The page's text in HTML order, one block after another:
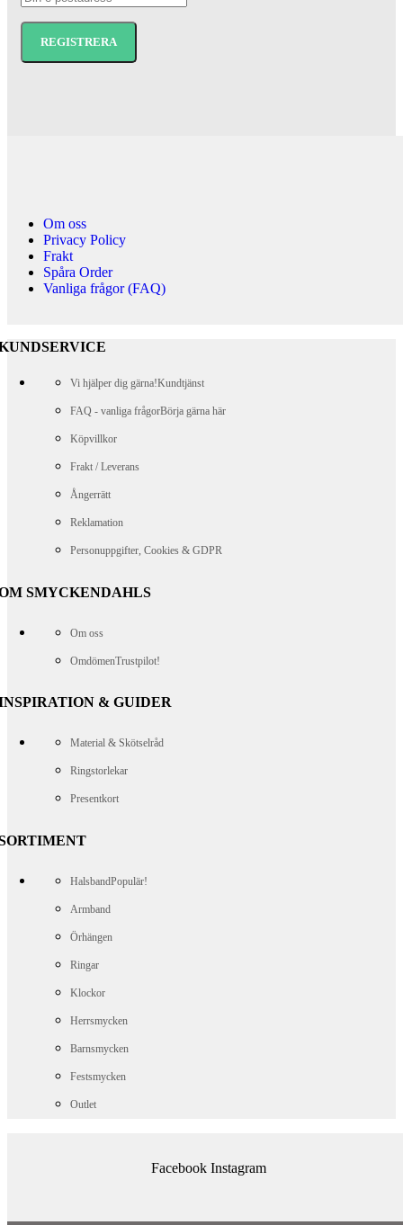
Om oss
Privacy Policy
Frakt
Spåra Order
Vanliga frågor (FAQ)
Vi hjälper dig gärna!Kundtjänst
FAQ - vanliga frågorBörja gärna här
Köpvillkor
Frakt / Leverans
Ångerrätt
Reklamation
Personuppgifter, Cookies & GDPR
SMYCKENDAHLS
Om oss
OmdömenTrustpilot!
& GUIDER
Material & Skötselråd
Ringstorlekar
Presentkort
HalsbandPopulär!
Armband
Örhängen
Ringar
Klockor
Herrsmycken
Barnsmycken
Festsmycken
Outlet
Facebook Instagram